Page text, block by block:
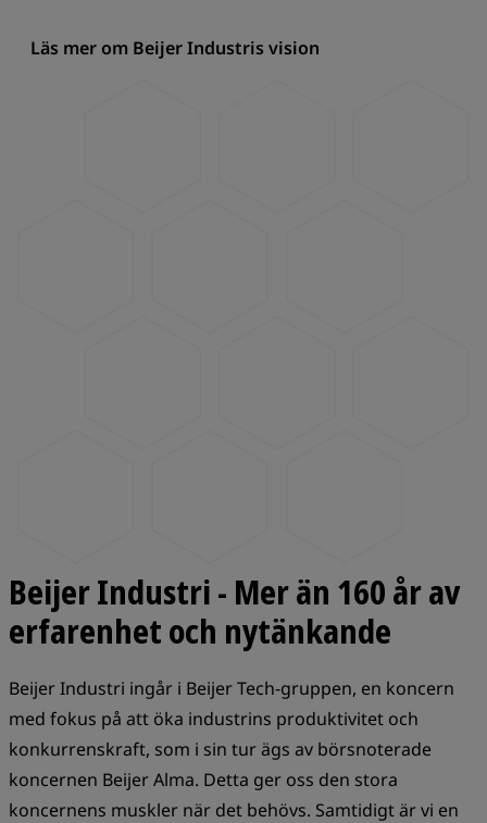
Läs mer om Beijer Industris vision
Beijer Industri - Mer än 160 år av
erfarenhet och nytänkande
Beijer Industri ingår i Beijer Tech-gruppen, en koncern
med fokus på att öka industrins produktivitet och
konkurrenskraft, som i sin tur ägs av börsnoterade
koncernen Beijer Alma. Detta ger oss den stora
koncernens muskler när det behövs. Samtidigt är vi en